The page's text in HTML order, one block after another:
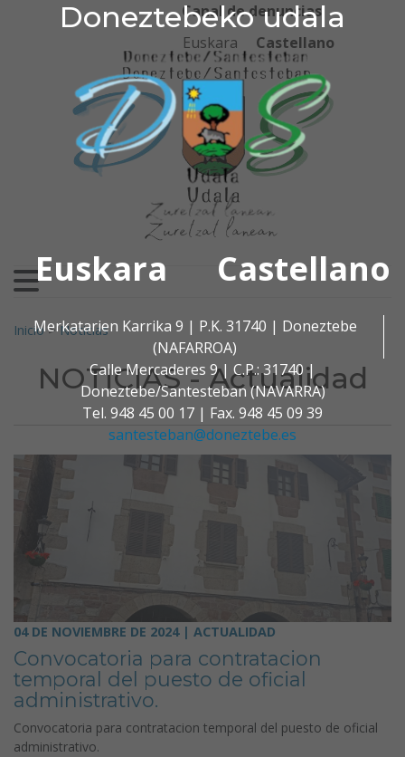
Doneztebeko udala
Euskara Castellano
Merkatarien Karrika 9 | P.K. 31740 | Doneztebe
(NAFARROA)
Calle Mercaderes 9 | C.P.: 31740 |
Doneztebe/Santesteban (NAVARRA)
Tel. 948 45 00 17 | Fax. 948 45 09 39
santesteban@doneztebe.es
Ir al contenido
Doneztebeko udala
Canal de denuncias
Euskara
Castellano
Buscar:
Inicio>Noticias
NOTICIAS - Actualidad
04 DE NOVIEMBRE DE 2024 | ACTUALIDAD
Convocatoria para contratacion
temporal del puesto de oficial
administrativo.
Convocatoria para contratacion temporal del puesto de oficial
administrativo.